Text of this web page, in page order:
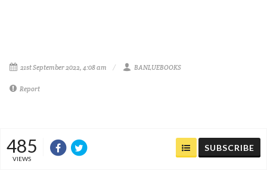
21st September 2022, 4:08 am BANLUEBOOKS
Report
485
VIEWS
SUBSCRIBE